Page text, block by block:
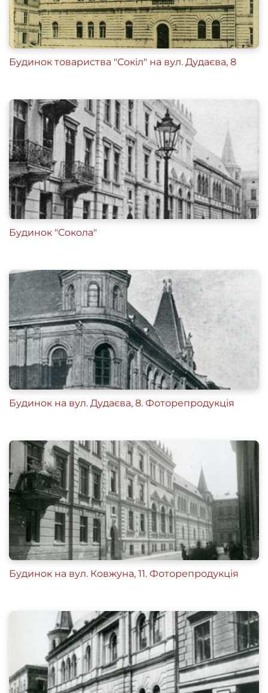
nauczycieli wychowania fizycznego w Polsce do
r. 1939 (Poznań, 1991), 9.
Toporkiewicz K. Wenanty Piasecki (1832-1909).
Szkic życia i działalności w zakresie wychowania
Wolańczyk Marjan, Macierz “Sokół” w 60-letnim
rozwoju (1867-1927) (Lwów, 1927), 31.
Будинок товариства "Сокіл" на вул. Дудаєва, 8
Будинок "Сокола"
Будинок на вул. Дудаєва, 8. Фоторепродукція
Будинок на вул. Ковжуна, 11. Фоторепродукція